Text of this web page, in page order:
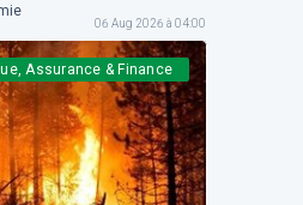
06 Aug 2026 à 04:00
Assurance & Finance